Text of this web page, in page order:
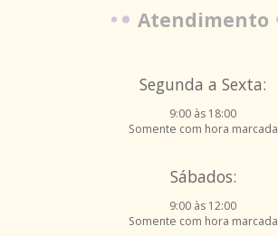
Atendimento
Segunda a Sexta:
9:00 às 18:00
Somente com hora marcada
Sábados:
9:00 às 12:00
Somente com hora marcada